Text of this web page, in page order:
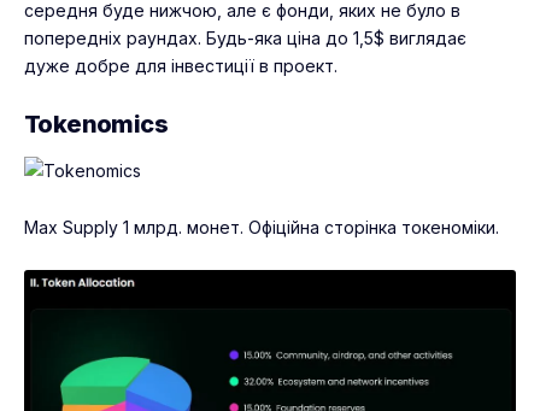
середня буде нижчою, але є фонди, яких не було в
попередніх раундах. Будь-яка ціна до 1,5$ виглядає
дуже добре для інвестиції в проект.
Tokenomics
Max Supply 1 млрд. монет. Офіційна сторінка токеноміки.